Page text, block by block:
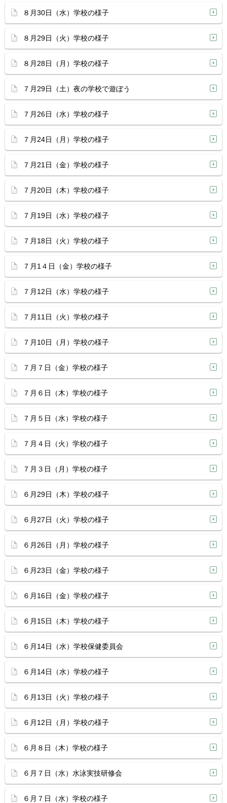
８月30日（水）学校の様子
８月29日（火）学校の様子
８月28日（月）学校の様子
７月29日（土）夜の学校で遊ぼう
７月26日（水）学校の様子
７月24日（月）学校の様子
７月21日（金）学校の様子
７月20日（木）学校の様子
７月19日（水）学校の様子
７月18日（火）学校の様子
７月1４日（金）学校の様子
７月12日（水）学校の様子
７月11日（火）学校の様子
７月10日（月）学校の様子
７月７日（金）学校の様子
７月６日（木）学校の様子
７月５日（水）学校の様子
７月４日（火）学校の様子
７月３日（月）学校の様子
６月29日（木）学校の様子
６月27日（火）学校の様子
６月26日（月）学校の様子
６月23日（金）学校の様子
６月16日（金）学校の様子
６月15日（木）学校の様子
６月14日（水）学校保健委員会
６月14日（水）学校の様子
６月13日（火）学校の様子
６月12日（月）学校の様子
６月８日（木）学校の様子
６月７日（水）水泳実技研修会
６月７日（水）学校の様子